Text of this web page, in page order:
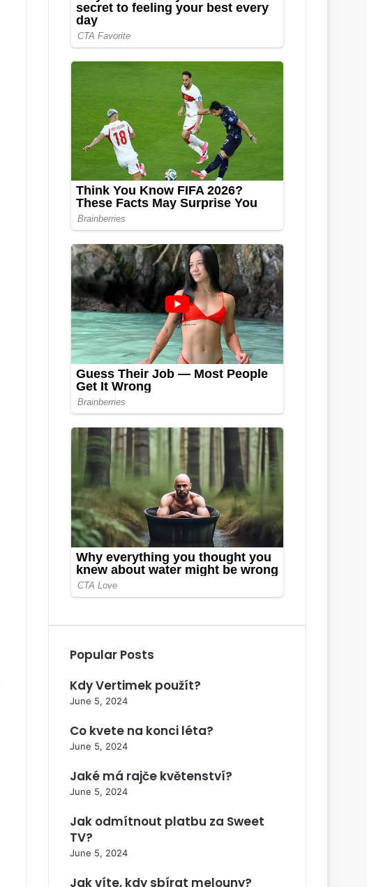
Popular Posts
Kdy Vertimek použít?
June 5, 2024
Co kvete na konci léta?
June 5, 2024
Jaké má rajče květenství?
June 5, 2024
Jak odmítnout platbu za Sweet
TV?
June 5, 2024
Jak víte, kdy sbírat melouny?